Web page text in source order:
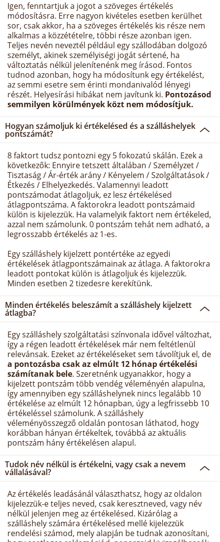
Igen, fenntartjuk a jogot a szöveges értékelés
módosításra. Erre nagyon kivételes esetben kerülhet
sor, csak akkor, ha a szöveges értékelés kis része nem
alkalmas a közzétételre, többi része azonban igen.
Teljes nevén neveztél például egy szállodában dolgozó
személyt, akinek személyiségi jogát sértené, ha
változtatás nélkül jelenítenénk meg írásod. Fontos
tudnod azonban, hogy ha módosítunk egy értékelést,
az semmi esetre sem érinti mondanivalód lényegi
részét. Helyesírási hibákat nem javítunk ki. Pontozásod
semmilyen körülmények közt nem módosítjuk.
Hogyan számoljuk ki értékelésed és a szálláshelyek
pontszámát?
8 faktort tudsz pontozni egy 5 fokozatú skálán. Ezek a
következők: Ennyire tetszett általában / Személyzet /
Tisztaság / Ár-érték arány / Kényelem / Szolgáltatások /
Étkezés / Elhelyezkedés. Valamennyi leadott
pontszámodat átlagoljuk, ez lesz értékelésed
átlagpontszáma. A faktorokra leadott pontszámaid
külön is kijelezzük. Ha valamelyik faktort nem értékeled,
azzal nem számolunk. 0 pontszám tehát nem adható, a
legrosszabb értékelés az 1-es.
Egy szálláshely kijelzett pontértéke az egyedi
értékelések átlagpontszámainak az átlaga. A faktorokra
leadott pontokat külön is átlagoljuk és kijelezzük.
Minden esetben 2 tizedesre kerekítünk.
Minden értékelés beleszámít a szálláshely kijelzett
átlagba?
Egy szálláshely szolgáltatási színvonala idővel változhat,
így a régen leadott értékelések már nem feltétlenül
relevánsak. Ezeket az értékeléseket sem távolítjuk el, de
a pontozásba csak az elmúlt 12 hónap értékelési
számítanak bele. Szeretnénk ugyanakkor, hogy a
kijelzett pontszám több vendég véleményén alapulna,
így amennyiben egy szálláshelynek nincs legalább 10
értékelése az elmúlt 12 hónapban, úgy a legfrissebb 10
értékeléssel számolunk. A szálláshely
véleményösszegző oldalán pontosan láthatod, hogy
korábban hányan értékeltek, továbbá az aktuális
pontszám hány értékelésen alapul.
Tudok név nélkül is értékelni, vagy csak a nevem
vállalásával?
Az értékelés leadásánál választhatsz, hogy az oldalon
kijelezzük-e teljes neved, csak keresztneved, vagy név
nélkül jelenjen meg az értékelésed. Kizárólag a
szálláshely számára értékelésed mellé kijelezzük
rendelési számod, mely alapján be tudnak azonosítani,